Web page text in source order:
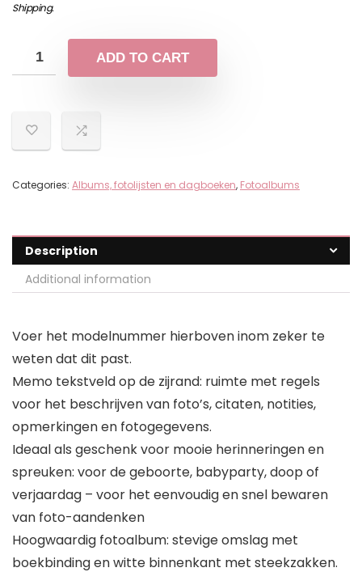
Shipping.
ADD TO CART
Categories: Albums, fotolijsten en dagboeken, Fotoalbums
Description
Additional information
Voer het modelnummer hierboven inom zeker te
weten dat dit past.
Memo tekstveld op de zijrand: ruimte met regels
voor het beschrijven van foto’s, citaten, notities,
opmerkingen en fotogegevens.
Ideaal als geschenk voor mooie herinneringen en
spreuken: voor de geboorte, babyparty, doop of
verjaardag – voor het eenvoudig en snel bewaren
van foto-aandenken
Hoogwaardig fotoalbum: stevige omslag met
boekbinding en witte binnenkant met steekzakken.